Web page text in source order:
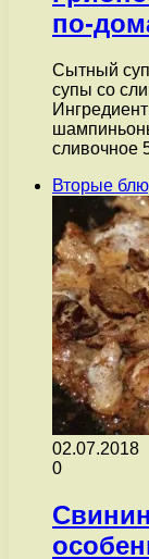
по-
Сытный
супы со
сливочное
Вторые
02.07.2018
0